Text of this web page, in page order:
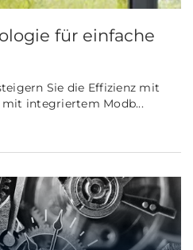
für einfache
Sie die Effizienz mit
mit integriertem Modb...